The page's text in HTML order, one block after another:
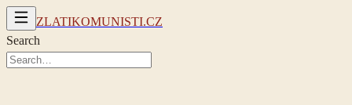
ZLATIKOMUNISTI.CZ
Search